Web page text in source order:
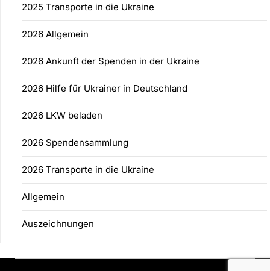
2025 Transporte in die Ukraine
2026 Allgemein
2026 Ankunft der Spenden in der Ukraine
2026 Hilfe für Ukrainer in Deutschland
2026 LKW beladen
2026 Spendensammlung
2026 Transporte in die Ukraine
Allgemein
Auszeichnungen